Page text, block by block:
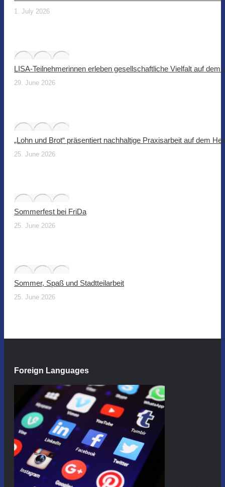
1. July 2026
LISA-Teilnehmerinnen erleben gesellschaftliche Vielfalt auf dem
29. June 2026
„Lohn und Brot“ präsentiert nachhaltige Praxisarbeit auf dem
25. June 2026
Sommerfest bei FriDa
25. June 2026
Sommer, Spaß und Stadtteilarbeit
25. June 2026
Foreign Languages